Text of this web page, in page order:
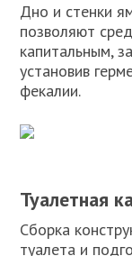
Дно и стенки
позволяют
капитальным,
установив
фекалии.
Туалетная
Сборка
туалета и